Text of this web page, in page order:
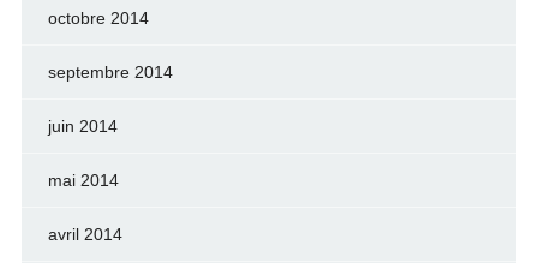
octobre 2014
septembre 2014
juin 2014
mai 2014
avril 2014